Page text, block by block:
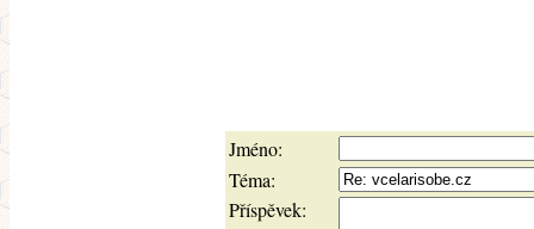
Jméno:
Téma:
Příspěvek: